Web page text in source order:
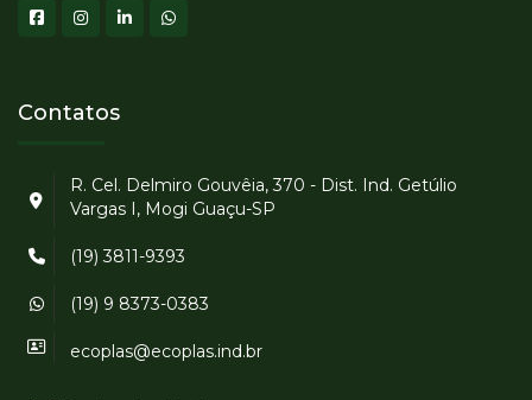
Contatos
R. Cel. Delmiro Gouvêia, 370 - Dist. Ind. Getúlio
Vargas I, Mogi Guaçu-SP
(19) 3811-9393
(19) 9 8373-0383
ecoplas@ecoplas.ind.br